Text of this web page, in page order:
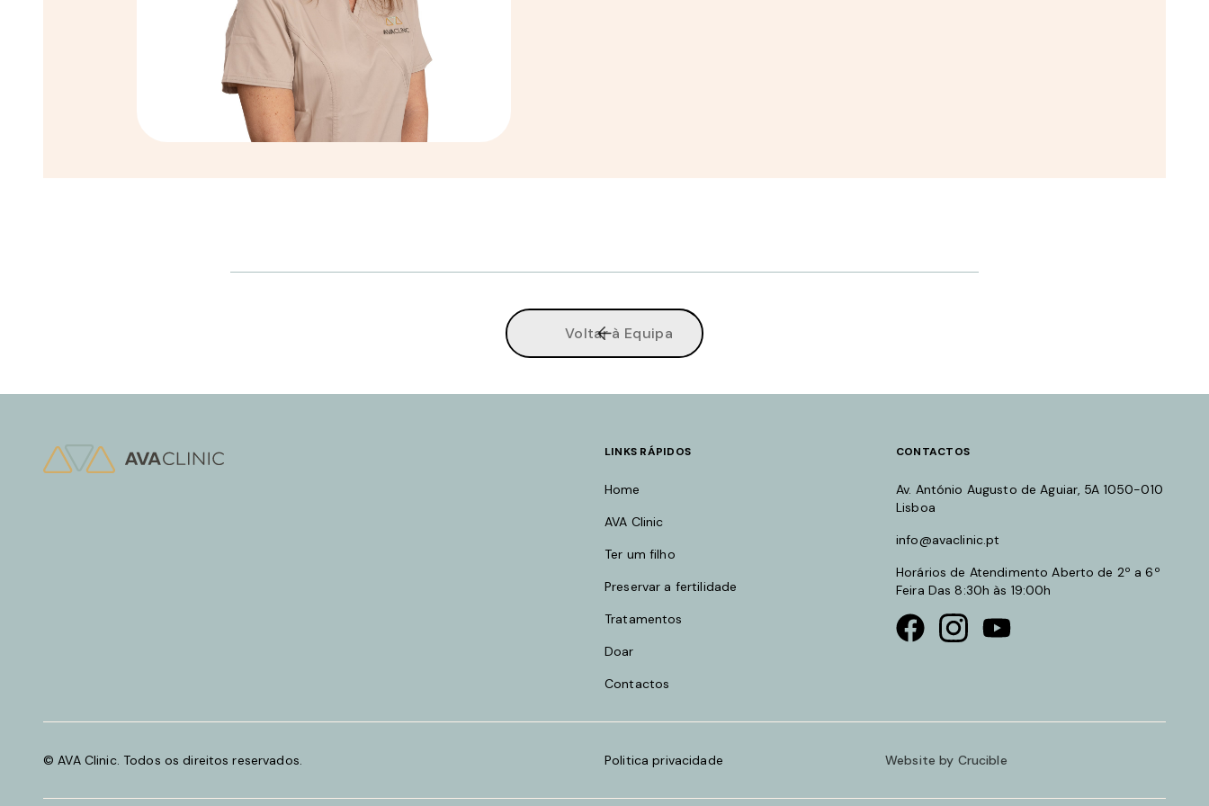
Voltar à Equipa
LINKS RÁPIDOS
Home
AVA Clinic
Ter um filho
Preservar a fertilidade
Tratamentos
Doar
Contactos
CONTACTOS
Av. António Augusto de Aguiar, 5A 1050-010
Lisboa
info@avaclinic.pt
Horários de Atendimento Aberto de 2º a 6º
Feira Das 8:30h às 19:00h
Visit our Facebook page
Visit our instagram page
Visit our youtube page
© AVA Clinic. Todos os direitos reservados. Politica privacidade Website by Crucible